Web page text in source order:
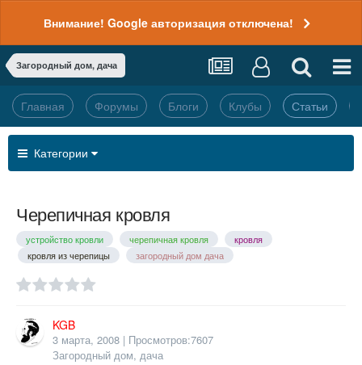
Внимание! Google авторизация отключена!
Загородный дом, дача
Главная Форумы Блоги Клубы Статьи
Категории
Черепичная кровля
устройство кровли черепичная кровля
кровля
кровля из черепицы
загородный дом дача
KGB
3 марта, 2008 | Просмотров:7607
Загородный дом, дача